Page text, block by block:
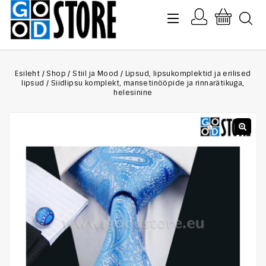
Esileht / Shop / Stiil ja Mood / Lipsud, lipsukomplektid ja erilised
lipsud / Siidlipsu komplekt, mansetinööpide ja rinnarätikuga,
helesinine